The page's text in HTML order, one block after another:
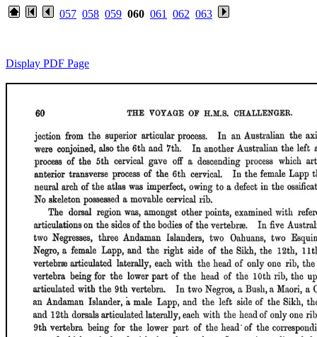
057 058 059 060 061 062 063
Display PDF Page